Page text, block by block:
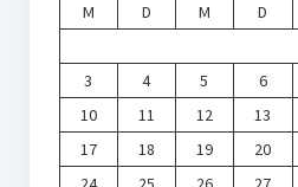
M
D M D
3
4 5 6
10
11 12 13
17
18 19 20